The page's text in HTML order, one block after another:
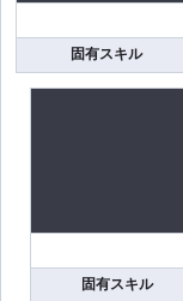
固有スキル
固有スキル